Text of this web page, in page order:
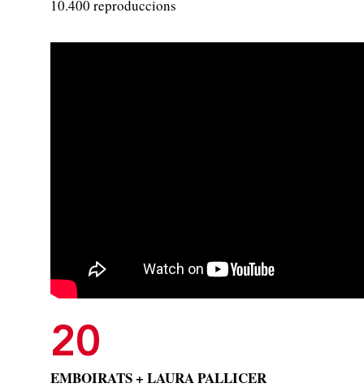
10.400 reproduccions
20
EMBOIRATS + LAURA PALLICER